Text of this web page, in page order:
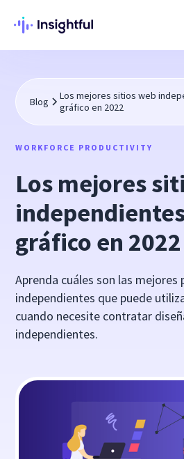
Blog
Los mejores sitios web
gráfico en 2022
WORKFORCE PRODUCTIVITY
Los mejores
gráfico en 2022
Aprenda cuáles son las
independientes que puede
cuando necesite contratar
independientes.